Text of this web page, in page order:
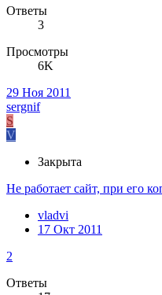
Ответы
3
Просмотры
6K
29 Ноя 2011
sergnif
S
V
Закрыта
Не работает сайт, при его
vladvi
17 Окт 2011
2
Ответы